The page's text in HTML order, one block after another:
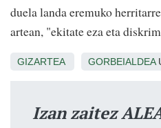
duela landa eremuko
artean, "ekitate eza eta
GIZARTEA GORBEIALDEA
Izan zaitez